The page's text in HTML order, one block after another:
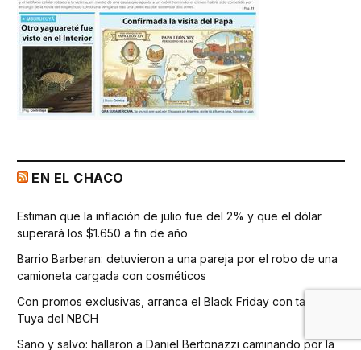
EN EL CHACO
Estiman que la inflación de julio fue del 2% y que el dólar
superará los $1.650 a fin de año
Barrio Barberan: detuvieron a una pareja por el robo de una
camioneta cargada con cosméticos
Con promos exclusivas, arranca el Black Friday con tarjeta
Tuya del NBCH
Sano y salvo: hallaron a Daniel Bertonazzi caminando por la